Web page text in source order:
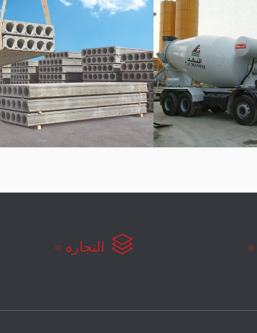
 التجاره »